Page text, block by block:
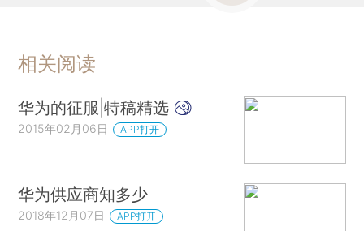
相关阅读
华为的征服|特稿精选
2015年02月06日 APP打开
华为供应商知多少
2018年12月07日 APP打开